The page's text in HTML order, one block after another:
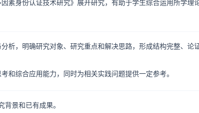
素身份认证技术研究》展开研究，有助于学生综合运用所学理
析，明确研究对象、研究重点和解决思路，形成结构完整、论
和综合应用能力，同时为相关实践问题提供一定参考。
景和已有成果。